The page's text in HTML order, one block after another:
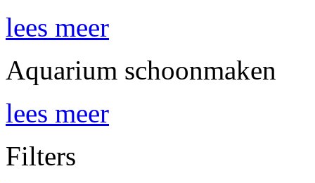
lees meer
Aquarium schoonmaken
lees meer
Filters